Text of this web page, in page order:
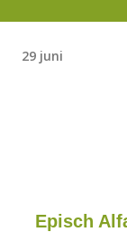
29 juni
Episch